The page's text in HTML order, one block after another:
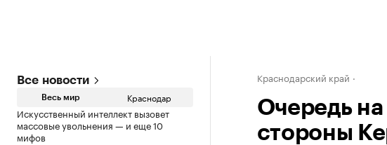
Все новости
Весь мир Краснодар
Искусственный интеллект вызовет
массовые увольнения — и еще 10
мифов
Краснодарский край
Очередь
стороны